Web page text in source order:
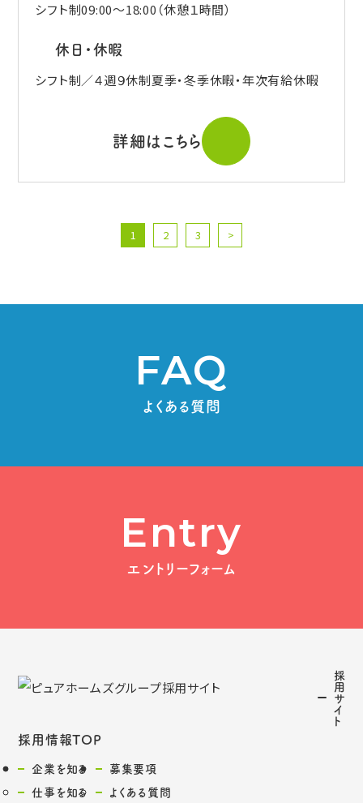
シフト制09:00～18:00（休憩１時間）
休日・休暇
シフト制／４週９休制夏季・冬季休暇・年次有給休暇
詳細はこちら
1 2 3 >
FAQ
よくある質問
Entry
エントリーフォーム
採
用
サ
イ
ト
採用情報TOP
企業を知る
仕事を知る
募集要項
よくある質問